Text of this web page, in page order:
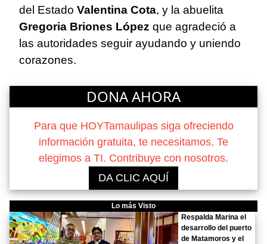
del Estado Valentina Cota, y la abuelita
Gregoria Briones López que agradeció a
las autoridades seguir ayudando y uniendo
corazones.
DONA AHORA
Para que HOYTamaulipas siga ofreciendo
información gratuita, te necesitamos. Te
elegimos a TI. Contribuye con nosotros.
DA CLIC AQUÍ
Lo más Visto
Respalda Marina el
desarrollo del puerto
de Matamoros y el